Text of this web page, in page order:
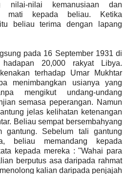
nilai-nilai kemanusiaan dan
mati kepada beliau. Ketika
beliau terima dengan lapang
pada 16 September 1931 di
20,000 rakyat Libya.
terhadap Umar Mukhtar
menimbangkan usianya yang
mengikut undang-undang
semasa peperangan. Namun
jelas kelihatan ketenangan
Beliau sempat bersembahyang
gantung. Sebelum tali gantung
beliau memandang kepada
kepada mereka : "Wahai para
berputus asa daripada rahmat
kalian daripada penjajah